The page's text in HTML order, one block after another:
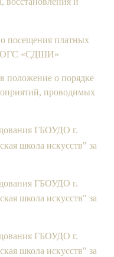
посещения платных
«СДШИ»
положение о порядке
проводимых
ГБОУДО г.
школа искусств" за
ГБОУДО г.
школа искусств" за
ГБОУДО г.
школа искусств" за